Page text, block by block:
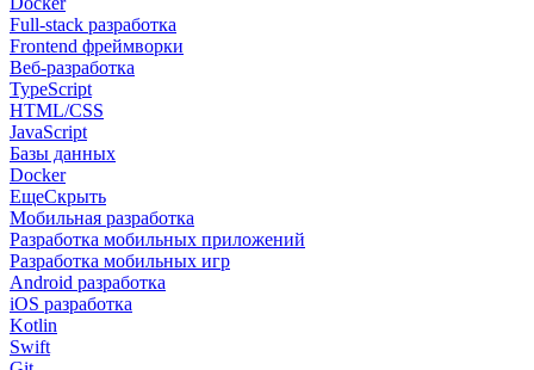
Full-stack разработка
Frontend фреймворки
Веб-разработка
TypeScript
HTML/CSS
JavaScript
Базы данных
Docker
ЕщеСкрыть
Мобильная разработка
Разработка мобильных приложений
Разработка мобильных игр
Android разработка
iOS разработка
Kotlin
Swift